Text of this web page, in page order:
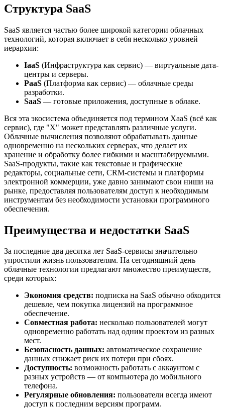
Структура SaaS
SaaS является частью более широкой категории облачных
технологий, которая включает в себя несколько уровней
иерархии:
IaaS (Инфраструктура как сервис) — виртуальные дата-
центры и серверы.
PaaS (Платформа как сервис) — облачные среды
разработки.
SaaS — готовые приложения, доступные в облаке.
Вся эта экосистема объединяется под термином XaaS (всё как
сервис), где "X" может представлять различные услуги.
Облачные вычисления позволяют обрабатывать данные
одновременно на нескольких серверах, что делает их
хранение и обработку более гибкими и масштабируемыми.
SaaS-продукты, такие как текстовые и графические
редакторы, социальные сети, CRM-системы и платформы
электронной коммерции, уже давно занимают свои ниши на
рынке, предоставляя пользователям доступ к необходимым
инструментам без необходимости установки программного
обеспечения.
Преимущества и недостатки SaaS
За последние два десятка лет SaaS-сервисы значительно
упростили жизнь пользователям. На сегодняшний день
облачные технологии предлагают множество преимуществ,
среди которых:
Экономия средств: подписка на SaaS обычно обходится
дешевле, чем покупка лицензий на программное
обеспечение.
Совместная работа: несколько пользователей могут
одновременно работать над одним проектом из разных
мест.
Безопасность данных: автоматическое сохранение
данных снижает риск их потери при сбоях.
Доступность: возможность работать с аккаунтом с
разных устройств — от компьютера до мобильного
телефона.
Регулярные обновления: пользователи всегда имеют
доступ к последним версиям программ.